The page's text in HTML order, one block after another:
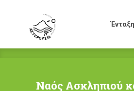
Ναός Ασκληπιού